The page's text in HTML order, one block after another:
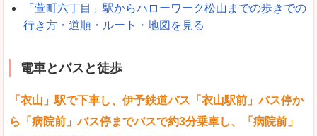
「萱町六丁目」駅からハローワーク松山までの歩きでの
行き方・道順・ルート・地図を見る
電車とバスと徒歩
「衣山」駅で下車し、伊予鉄道バス「衣山駅前」バス停か
ら「病院前」バス停までバスで約3分乗車し、「病院前」